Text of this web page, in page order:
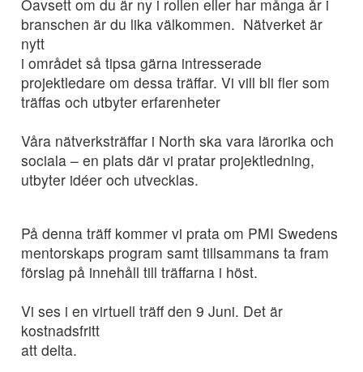
Oavsett om du är ny i rollen eller har många år i
branschen är du lika välkommen. Nätverket är
nytt
i området så tipsa gärna intresserade
projektledare om dessa träffar. Vi vill bli fler som
träffas och utbyter erfarenheter
Våra nätverksträffar i North ska vara lärorika och
sociala – en plats där vi pratar projektledning,
utbyter idéer och utvecklas.
På denna träff kommer vi prata om PMI Swedens
mentorskaps program samt tillsammans ta fram
förslag på innehåll till träffarna i höst.
Vi ses i en virtuell träff den 9 Juni. Det är
kostnadsfritt
att delta.